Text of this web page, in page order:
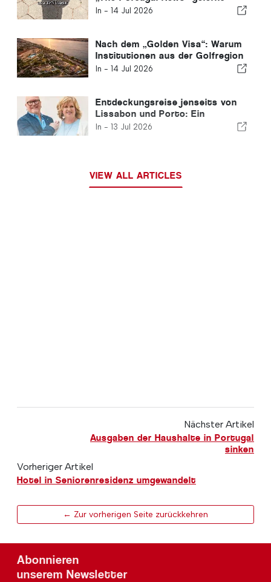
habe
In - 14 Jul 2026
Nach dem „Golden Visa“: Warum
Institutionen aus der Golfregion
weiterhin in Portugal investieren
In - 14 Jul 2026
Entdeckungsreise jenseits von
Lissabon und Porto: Ein
Reiseführer für den Norden
In - 13 Jul 2026
VIEW ALL ARTICLES
Nächster Artikel
Ausgaben der Haushalte in Portugal
sinken
Vorheriger Artikel
Hotel in Seniorenresidenz umgewandelt
← Zur vorherigen Seite zurückkehren
Abonnieren
unserem Newsletter